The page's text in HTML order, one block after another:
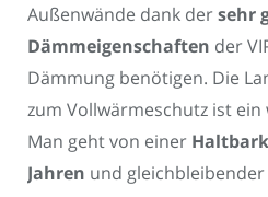
Außenwände dank dersehr
Dämmeigenschaften der
Dämmung benötigen. Die
zum Vollwärmeschutz ist
Man geht von einer
Jahren und